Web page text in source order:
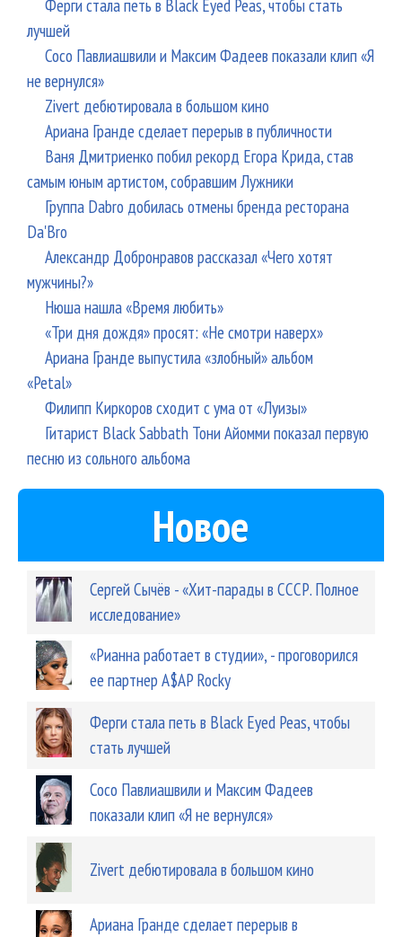
Ферги стала петь в Black Eyed Peas, чтобы стать
лучшей
Сосо Павлиашвили и Максим Фадеев показали клип «Я
не вернулся»
Zivert дебютировала в большом кино
Ариана Гранде сделает перерыв в публичности
Ваня Дмитриенко побил рекорд Егора Крида, став
самым юным артистом, собравшим Лужники
Группа Dabro добилась отмены бренда ресторана
Da'Bro
Александр Добронравов рассказал «Чего хотят
мужчины?»
Нюша нашла «Время любить»
«Три дня дождя» просят: «Не смотри наверх»
Ариана Гранде выпустила «злобный» альбом
«Petal»
Филипп Киркоров сходит с ума от «Луизы»
Гитарист Black Sabbath Тони Айомми показал первую
песню из сольного альбома
Новое
Сергей Сычёв - «Хит-парады в СССР. Полное
исследование»
«Рианна работает в студии», - проговорился
ее партнер A$AP Rocky
Ферги стала петь в Black Eyed Peas, чтобы
стать лучшей
Сосо Павлиашвили и Максим Фадеев
показали клип «Я не вернулся»
Zivert дебютировала в большом кино
Ариана Гранде сделает перерыв в